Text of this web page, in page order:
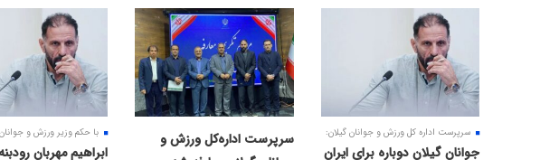
سرپرست اداره کل ورزش و جوانان گیلان:
جوانان گیلان دوباره برای ایران
سرپرست اداره‌کل ورزش و
با حکم وزیر ورزش و
ابراهیم مهربان رودبنه